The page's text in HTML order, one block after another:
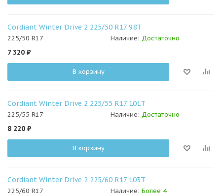
Cordiant Winter Drive 2 225/50 R17 98T
225/50 R17 Наличие: Достаточно
7 320 ₽
В корзину
Cordiant Winter Drive 2 225/55 R17 101T
225/55 R17 Наличие: Достаточно
8 220 ₽
В корзину
Cordiant Winter Drive 2 225/60 R17 103T
225/60 R17 Наличие: Более 4